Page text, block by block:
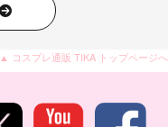
▲ コスプレ通販 TIKA トップページへ